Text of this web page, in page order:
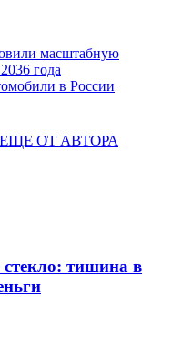
масштабную
года
в России
ЕЩЕ ОТ АВТОРА
тишина в